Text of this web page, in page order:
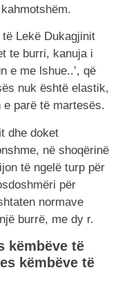
të Lekë Dukagjinit
te burri, kanuja i
e me lshue..’, që
nuk është elastik,
e parë të martesës.
dhe doket
në shoqërinë
të ngelë turp për
për
normave
burrë, me dy r.
këmbëve të
këmbëve të